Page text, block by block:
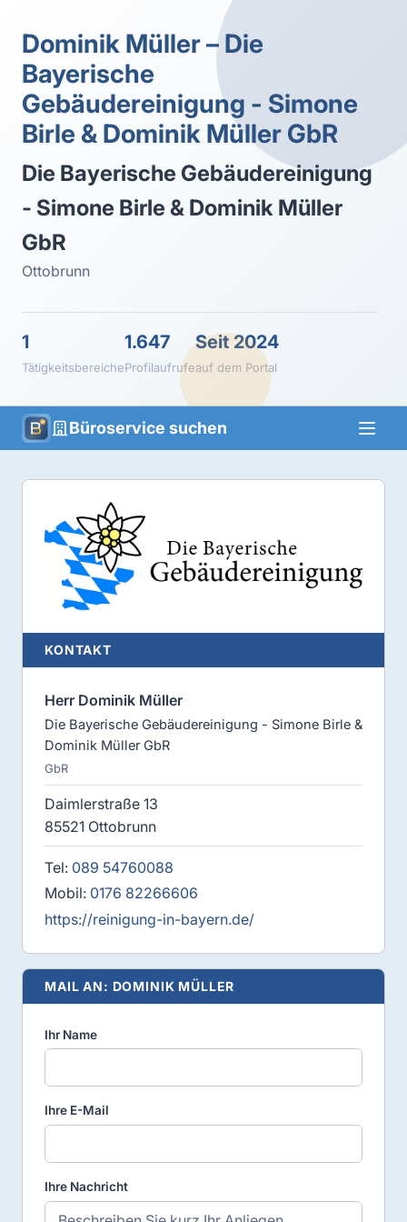
Dominik Müller – Die
Bayerische
Gebäudereinigung - Simone
Birle & Dominik Müller GbR
Die Bayerische Gebäudereinigung
- Simone Birle & Dominik Müller
GbR
Ottobrunn
1
Tätigkeitsbereiche
1.647
Profilaufrufe
Seit 2024
auf dem Portal
Büroservice suchen
KONTAKT
Herr Dominik Müller
Die Bayerische Gebäudereinigung - Simone Birle &
Dominik Müller GbR
GbR
Daimlerstraße 13
85521 Ottobrunn
Tel: 089 54760088
Mobil: 0176 82266606
https://reinigung-in-bayern.de/
MAIL AN: DOMINIK MÜLLER
Ihr Name
Ihre E-Mail
Ihre Nachricht